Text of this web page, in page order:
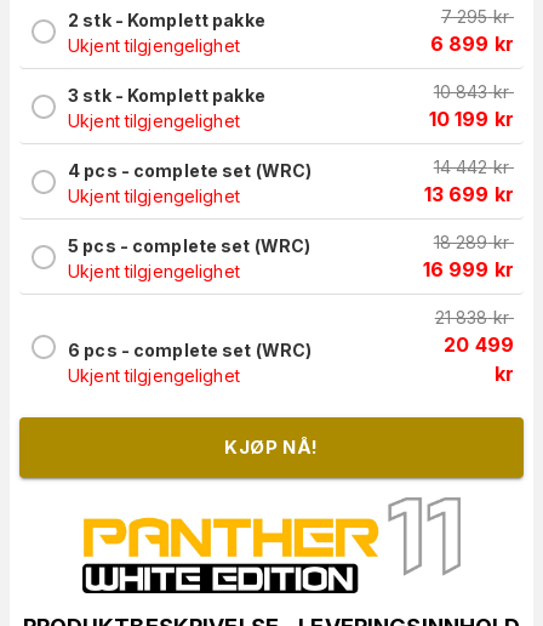
2 stk - Komplett pakke
Ukjent tilgjengelighet
7 295 kr
6 899 kr
3 stk - Komplett pakke
Ukjent tilgjengelighet
10 843 kr
10 199 kr
4 pcs - complete set (WRC)
Ukjent tilgjengelighet
14 442 kr
13 699 kr
5 pcs - complete set (WRC)
Ukjent tilgjengelighet
18 289 kr
16 999 kr
6 pcs - complete set (WRC)
Ukjent tilgjengelighet
21 838 kr
20 499
kr
KJØP NÅ!